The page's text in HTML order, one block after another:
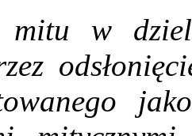
mitu w